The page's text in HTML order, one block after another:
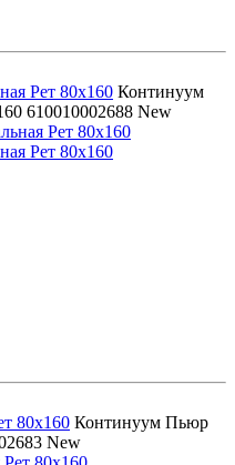
Рет 80x160 Континуум
610010002688 New
Рет 80x160
80x160 Континуум Пьюр
New